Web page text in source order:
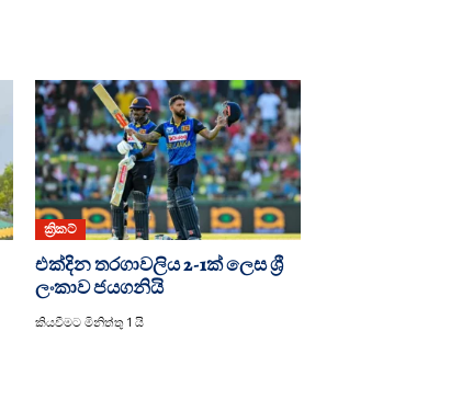
ක්‍රිකට්
එක්දින තරගාවලිය 2-1ක් ලෙස ශ්‍රී
ලංකාව ජයගනියි
කියවීමට මිනිත්තු 1 යි